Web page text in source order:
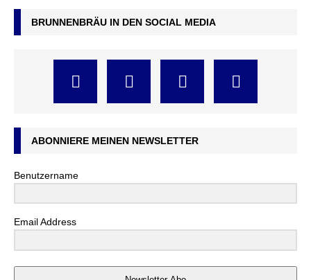
BRUNNENBRÄU IN DEN SOCIAL MEDIA
ABONNIERE MEINEN NEWSLETTER
Benutzername
Email Address